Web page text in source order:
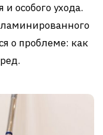
особого ухода.
о проблеме: как